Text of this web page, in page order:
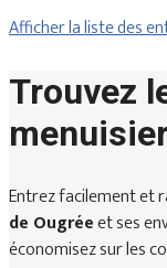
Afficher la liste des
Trouvez
Entrez facilement et
de Ougréeet ses
économisez sur les